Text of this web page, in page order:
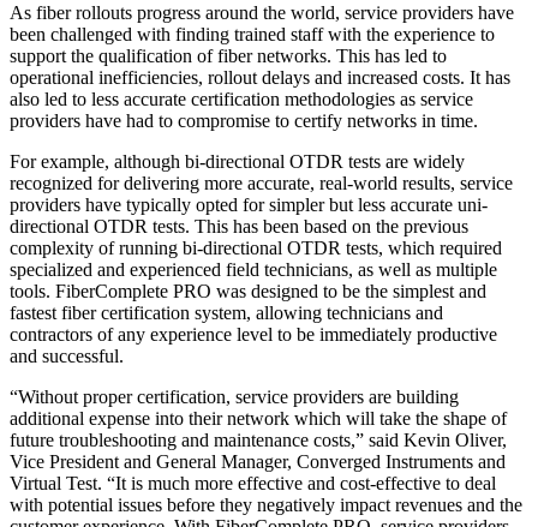
As fiber rollouts progress around the world, service providers have
been challenged with finding trained staff with the experience to
support the qualification of fiber networks. This has led to
operational inefficiencies, rollout delays and increased costs. It has
also led to less accurate certification methodologies as service
providers have had to compromise to certify networks in time.
For example, although bi-directional OTDR tests are widely
recognized for delivering more accurate, real-world results, service
providers have typically opted for simpler but less accurate uni-
directional OTDR tests. This has been based on the previous
complexity of running bi-directional OTDR tests, which required
specialized and experienced field technicians, as well as multiple
tools. FiberComplete PRO was designed to be the simplest and
fastest fiber certification system, allowing technicians and
contractors of any experience level to be immediately productive
and successful.
“Without proper certification, service providers are building
additional expense into their network which will take the shape of
future troubleshooting and maintenance costs,” said Kevin Oliver,
Vice President and General Manager, Converged Instruments and
Virtual Test. “It is much more effective and cost-effective to deal
with potential issues before they negatively impact revenues and the